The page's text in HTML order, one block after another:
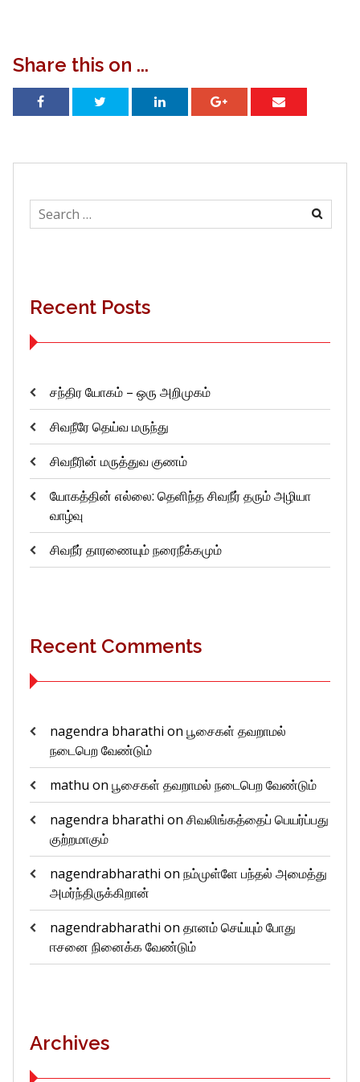
Share this on ...
Search
for:
Recent Posts
சந்திர யோகம் – ஒரு அறிமுகம்
சிவநீரே தெய்வ மருந்து
சிவநீரின் மருத்துவ குணம்
யோகத்தின் எல்லை: தெளிந்த சிவநீர் தரும் அழியா
வாழ்வு
சிவநீர் தாரணையும் நரைநீக்கமும்
Recent Comments
nagendra bharathi on பூசைகள் தவறாமல்
நடைபெற வேண்டும்
mathu on பூசைகள் தவறாமல் நடைபெற வேண்டும்
nagendra bharathi on சிவலிங்கத்தைப் பெயர்ப்பது
குற்றமாகும்
nagendrabharathi on நம்முள்ளே பந்தல் அமைத்து
அமர்ந்திருக்கிறான்
nagendrabharathi on தானம் செய்யும் போது
ஈசனை நினைக்க வேண்டும்
Archives